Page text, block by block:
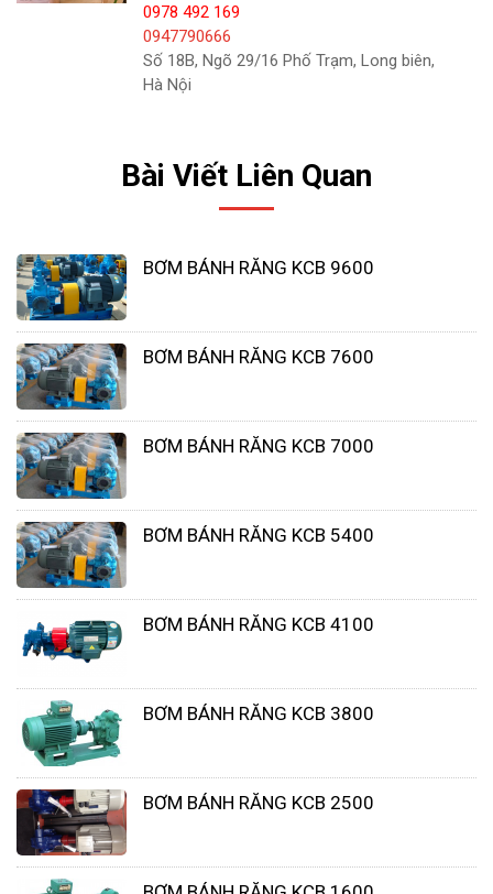
xuất, không qua trung gian nên có giá tốt nhất thị
và bảo hành chu đáo, hỗ trợ quý khách khi cần. Tất
cả sẽ làm hài lòng khách hàng cả về chất lượng
Khách hàng hãy nhanh chóng liên hệ ngay với
công ty chúng tôi để được nhân viên công ty tư
vấn và báo giá tốt nhất.
0978 492 169
0947790666
Số 18B, Ngõ 29/16 Phố Trạm, Long biên,
Hà Nội
Bài Viết Liên Quan
BƠM BÁNH RĂNG KCB 9600
BƠM BÁNH RĂNG KCB 7600
BƠM BÁNH RĂNG KCB 7000
BƠM BÁNH RĂNG KCB 5400
BƠM BÁNH RĂNG KCB 4100
BƠM BÁNH RĂNG KCB 3800
BƠM BÁNH RĂNG KCB 2500